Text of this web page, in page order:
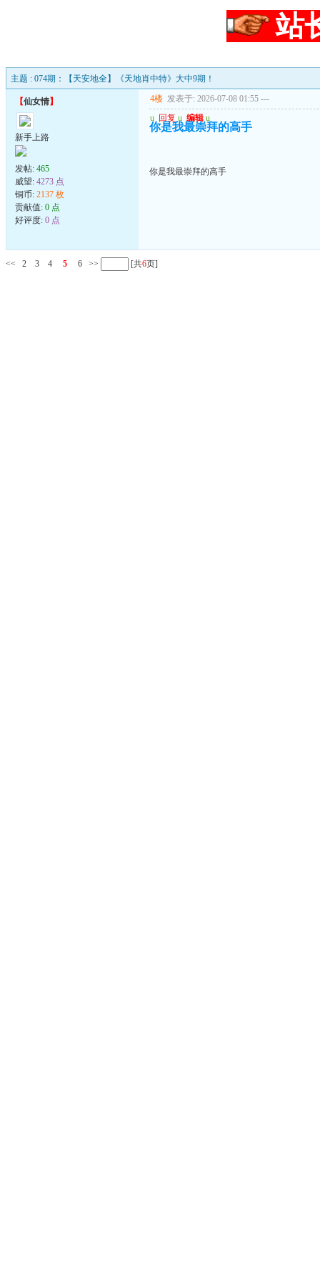
站
主题 : 074期：【天安地全】《天地肖中特》大中9期！
【仙女情】
新手上路
发帖: 465
威望: 4273 点
铜币: 2137 枚
贡献值: 0 点
好评度: 0 点
4楼 发表于: 2026-07-08 01:55 ---
u 回复 u 编辑 u
你是我最崇拜的高手
你是我最崇拜的高手
<< 2 3 4 5 6 >> [共6页]